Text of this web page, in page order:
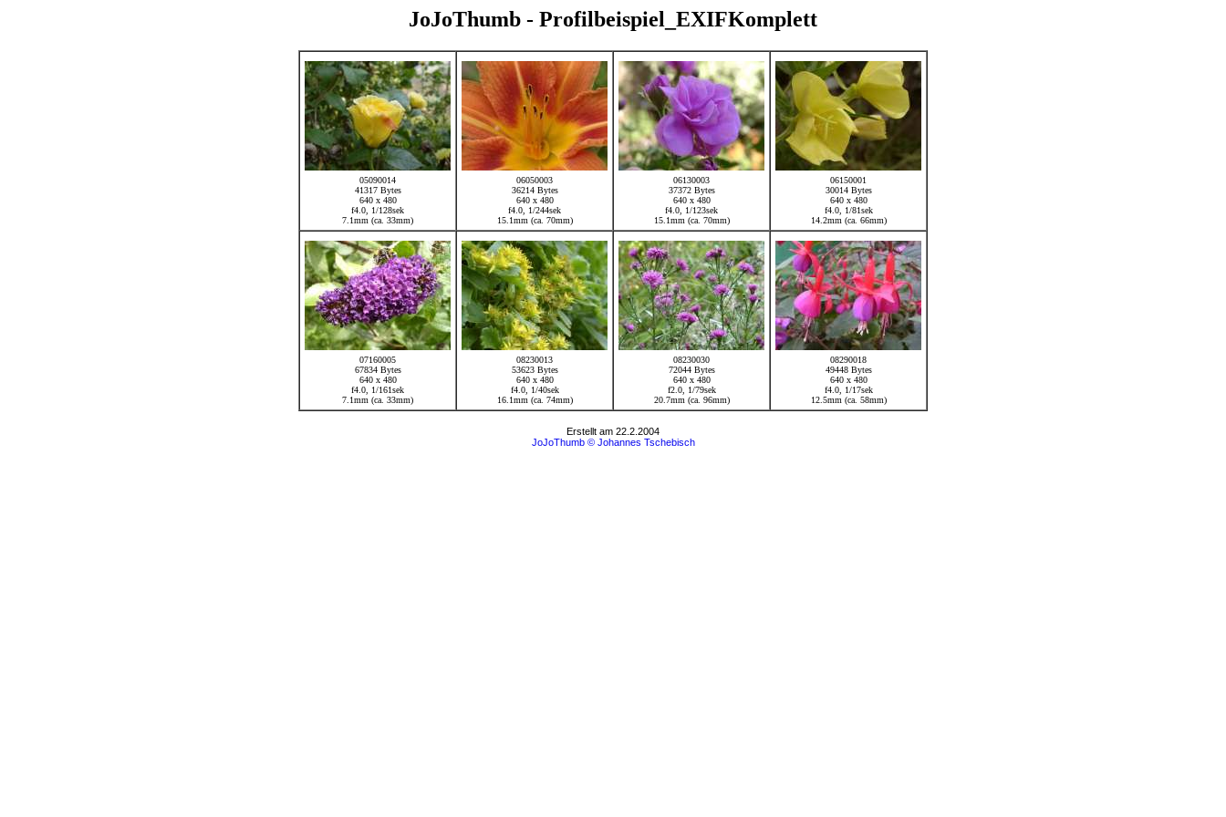
JoJoThumb - Profilbeispiel_EXIFKomplett
05090014
41317 Bytes
640 x 480
f4.0, 1/128sek
7.1mm (ca. 33mm)
06050003
36214 Bytes
640 x 480
f4.0, 1/244sek
15.1mm (ca. 70mm)
06130003
37372 Bytes
640 x 480
f4.0, 1/123sek
15.1mm (ca. 70mm)
06150001
30014 Bytes
640 x 480
f4.0, 1/81sek
14.2mm (ca. 66mm)
07160005
67834 Bytes
640 x 480
f4.0, 1/161sek
7.1mm (ca. 33mm)
08230013
53623 Bytes
640 x 480
f4.0, 1/40sek
16.1mm (ca. 74mm)
08230030
72044 Bytes
640 x 480
f2.0, 1/79sek
20.7mm (ca. 96mm)
08290018
49448 Bytes
640 x 480
f4.0, 1/17sek
12.5mm (ca. 58mm)
Erstellt am 22.2.2004
JoJoThumb © Johannes Tschebisch